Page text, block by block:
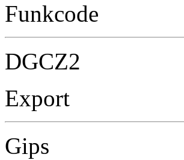
Funkcode
DGCZ2
Export
Gips